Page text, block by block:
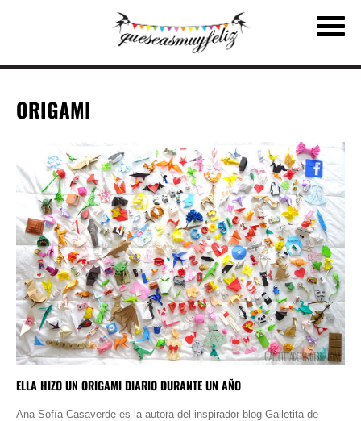
ORIGAMI
ELLA HIZO UN ORIGAMI DIARIO DURANTE UN AÑO
Ana Sofía Casaverde es la autora del inspirador blog Galletita de